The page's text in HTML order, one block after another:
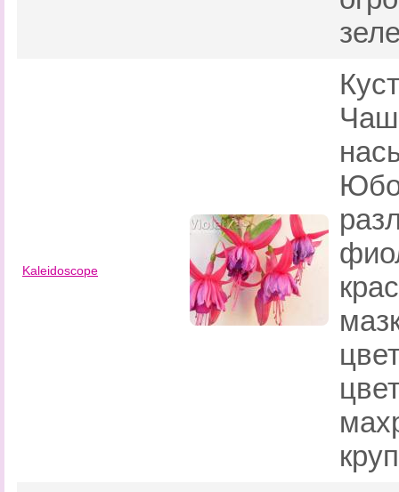
Kaleidoscope